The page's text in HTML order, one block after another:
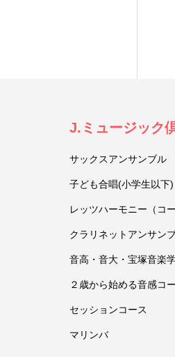
J.ミュージック
サックスアンサンブル
子ども合唱(小学生以下)
レッツハーモニー（コ
クラリネットアンサン
音高・音大・宝塚音楽
２歳から始める音感コ
セッションコース
マリンバ